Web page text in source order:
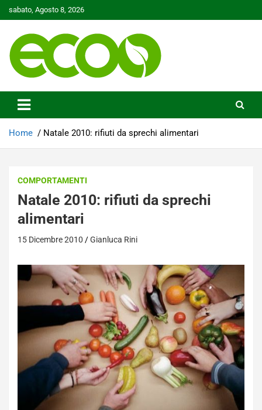
to
sabato, Agosto 8, 2026
Ecoo.it
Home Natale 2010: rifiuti da sprechi alimentari
COMPORTAMENTI
Natale 2010: rifiuti da sprechi
alimentari
15 Dicembre 2010 Gianluca Rini